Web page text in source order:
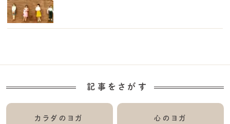
記事をさがす
カラダのヨガ 心のヨガ